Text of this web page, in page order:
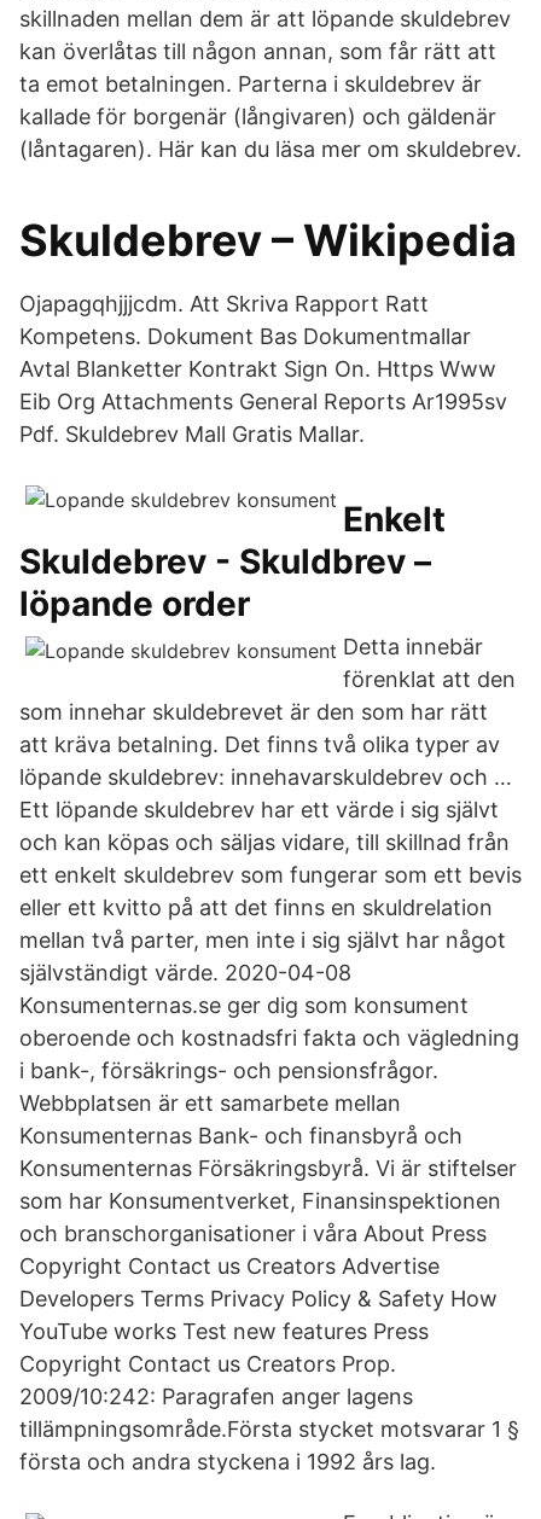
skillnaden mellan dem är att löpande skuldebrev
kan överlåtas till någon annan, som får rätt att
ta emot betalningen. Parterna i skuldebrev är
kallade för borgenär (långivaren) och gäldenär
(låntagaren). Här kan du läsa mer om skuldebrev.
Skuldebrev – Wikipedia
Ojapagqhjjjcdm. Att Skriva Rapport Ratt
Kompetens. Dokument Bas Dokumentmallar
Avtal Blanketter Kontrakt Sign On. Https Www
Eib Org Attachments General Reports Ar1995sv
Pdf. Skuldebrev Mall Gratis Mallar.
Enkelt
Skuldebrev - Skuldbrev –
löpande order
Detta innebär
förenklat att den
som innehar skuldebrevet är den som har rätt
att kräva betalning. Det finns två olika typer av
löpande skuldebrev: innehavarskuldebrev och …
Ett löpande skuldebrev har ett värde i sig självt
och kan köpas och säljas vidare, till skillnad från
ett enkelt skuldebrev som fungerar som ett bevis
eller ett kvitto på att det finns en skuldrelation
mellan två parter, men inte i sig självt har något
självständigt värde. 2020-04-08
Konsumenternas.se ger dig som konsument
oberoende och kostnadsfri fakta och vägledning
i bank-, försäkrings- och pensionsfrågor.
Webbplatsen är ett samarbete mellan
Konsumenternas Bank- och finansbyrå och
Konsumenternas Försäkringsbyrå. Vi är stiftelser
som har Konsumentverket, Finansinspektionen
och branschorganisationer i våra About Press
Copyright Contact us Creators Advertise
Developers Terms Privacy Policy & Safety How
YouTube works Test new features Press
Copyright Contact us Creators Prop.
2009/10:242: Paragrafen anger lagens
tillämpningsområde.Första stycket motsvarar 1 §
första och andra styckena i 1992 års lag.